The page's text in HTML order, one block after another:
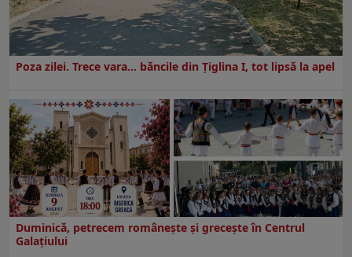
Poza zilei. Trece vara… băncile din Ţiglina I, tot lipsă la apel
Duminică, petrecem româneşte şi greceşte în Centrul
Galaţiului